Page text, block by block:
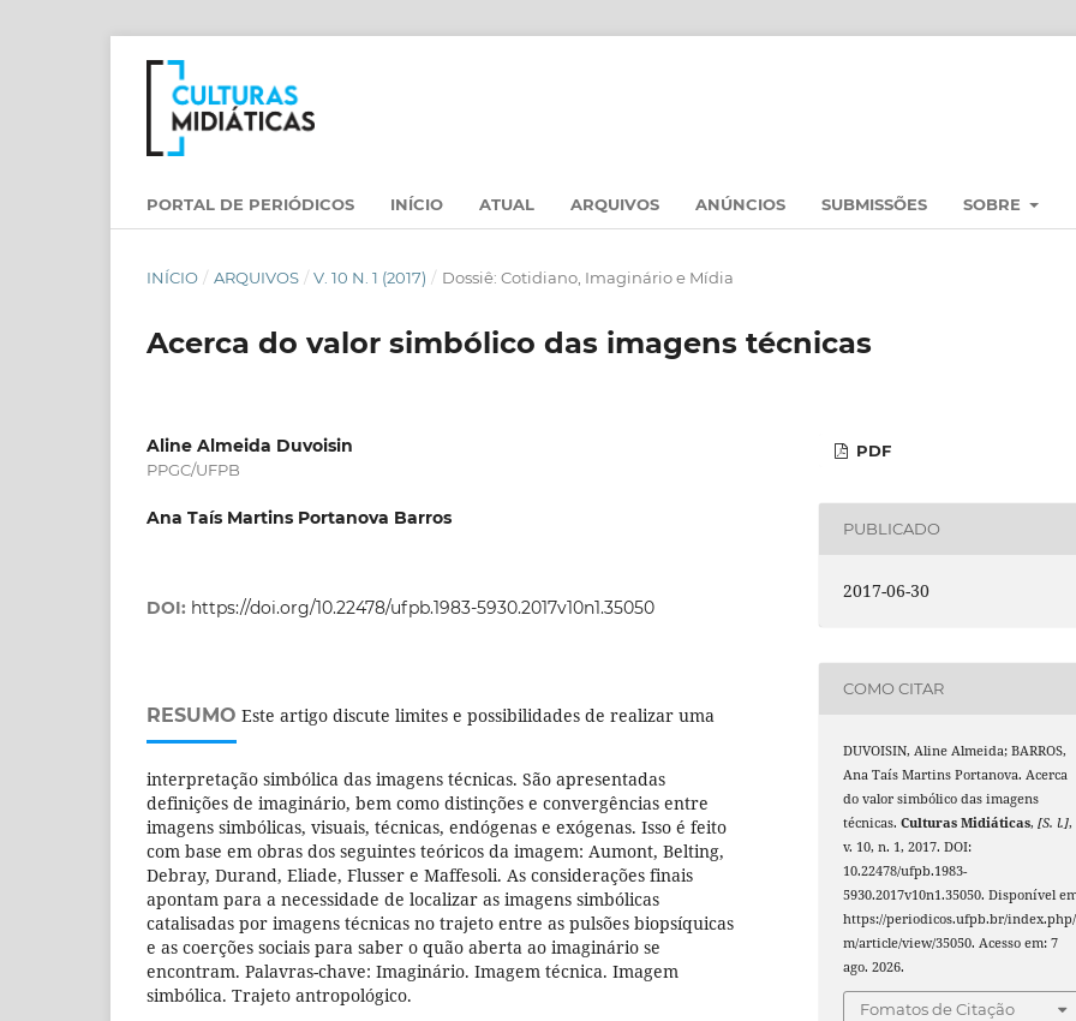
PORTAL DE PERIÓDICOS INÍCIO ATUAL ARQUIVOS ANÚNCIOS SUBMISSÕES SOBRE
INÍCIO / ARQUIVOS / V. 10 N. 1 (2017) / Dossiê: Cotidiano, Imaginário e Mídia
Acerca do valor simbólico das imagens técnicas
Aline Almeida Duvoisin
PPGC/UFPB
Ana Taís Martins Portanova Barros
DOI: https://doi.org/10.22478/ufpb.1983-5930.2017v10n1.35050
RESUMO Este artigo discute limites e possibilidades de realizar uma
interpretação simbólica das imagens técnicas. São apresentadas
definições de imaginário, bem como distinções e convergências entre
imagens simbólicas, visuais, técnicas, endógenas e exógenas. Isso é feito
com base em obras dos seguintes teóricos da imagem: Aumont, Belting,
Debray, Durand, Eliade, Flusser e Maffesoli. As considerações finais
apontam para a necessidade de localizar as imagens simbólicas
catalisadas por imagens técnicas no trajeto entre as pulsões biopsíquicas
e as coerções sociais para saber o quão aberta ao imaginário se
encontram. Palavras-chave: Imaginário. Imagem técnica. Imagem
simbólica. Trajeto antropológico.
PDF
PUBLICADO
2017-06-30
COMO CITAR
DUVOISIN, Aline Almeida; BARROS,
Ana Taís Martins Portanova. Acerca
do valor simbólico das imagens
técnicas.Culturas Midiáticas,[S. l.],
v. 10, n. 1, 2017. DOI:
10.22478/ufpb.1983-
5930.2017v10n1.35050. Disponível
https://periodicos.ufpb.br/
m/article/view/35050. Acesso em: 7
ago. 2026.
Fomatos de Citação